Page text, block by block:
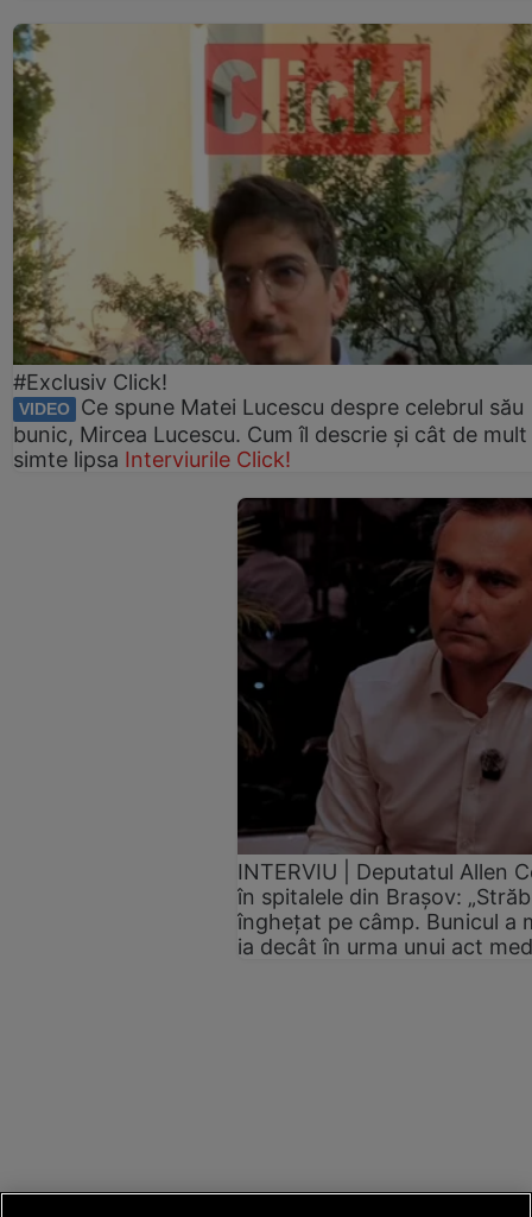
#Exclusiv Click!
VIDEO
Ce spune Matei Lucescu despre celebrul său
bunic, Mircea Lucescu. Cum îl descrie și cât de mult
simte lipsa Interviurile Click!
INTERVIU | Deputatul Allen
în spitalele din Brașov:
înghețat pe câmp. Bunicul a
ia decât în urma unui act